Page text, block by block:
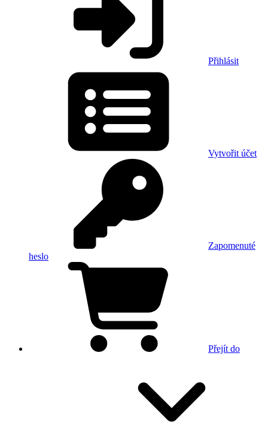
Přihlásit
Vytvořit účet
Zapomenuté
heslo
Přejít do